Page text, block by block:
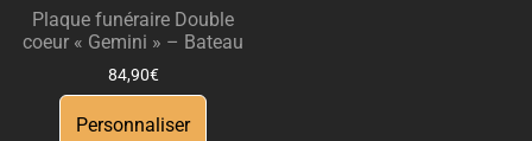
Plaque funéraire Double
coeur « Gemini » – Bateau
84,90€
Personnaliser